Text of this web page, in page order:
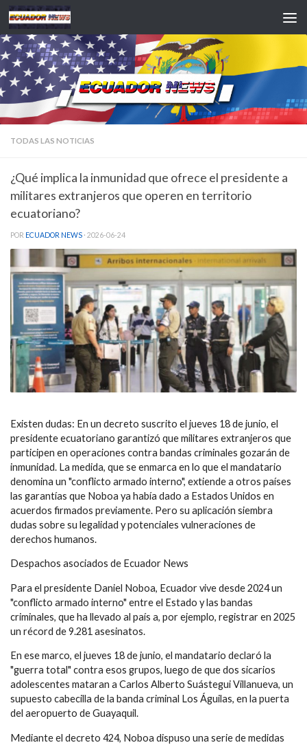
Saltar al contenido
TODAS LAS NOTICIAS
¿Qué implica la inmunidad que ofrece el presidente a
militares extranjeros que operen en territorio
ecuatoriano?
POR ECUADOR NEWS · 2026-06-24
Existen dudas: En un decreto suscrito el jueves 18 de junio, el
presidente ecuatoriano garantizó que militares extranjeros que
participen en operaciones contra bandas criminales gozarán de
inmunidad. La medida, que se enmarca en lo que el mandatario
denomina un "conflicto armado interno", extiende a otros países
las garantías que Noboa ya había dado a Estados Unidos en
acuerdos firmados previamente. Pero su aplicación siembra
dudas sobre su legalidad y potenciales vulneraciones de
derechos humanos.
Despachos asociados de Ecuador News
Para el presidente Daniel Noboa, Ecuador vive desde 2024 un
"conflicto armado interno" entre el Estado y las bandas
criminales, que ha llevado al país a, por ejemplo, registrar en 2025
un récord de 9.281 asesinatos.
En ese marco, el jueves 18 de junio, el mandatario declaró la
"guerra total" contra esos grupos, luego de que dos sicarios
adolescentes mataran a Carlos Alberto Suástegui Villanueva, un
supuesto cabecilla de la banda criminal Los Águilas, en la puerta
del aeropuerto de Guayaquil.
Mediante el decreto 424, Noboa dispuso una serie de medidas